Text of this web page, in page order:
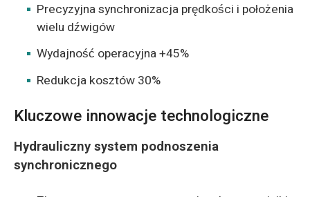
Precyzyjna synchronizacja prędkości i położenia
wielu dźwigów
Wydajność operacyjna +45%
Redukcja kosztów 30%
Kluczowe innowacje technologiczne
Hydrauliczny system podnoszenia
synchronicznego